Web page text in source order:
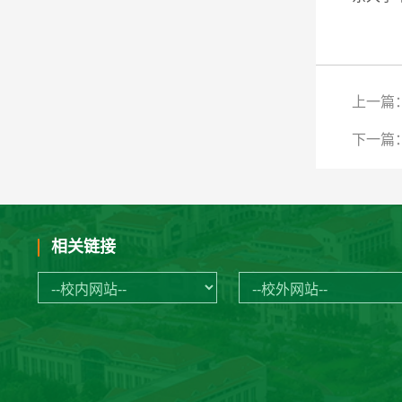
上一
下一篇
相关链接